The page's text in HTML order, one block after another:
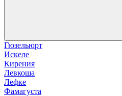
Гюзельюрт
Искеле
Кирения
Левкоша
Лефке
Фамагуста